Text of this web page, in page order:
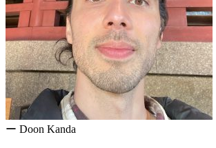
ー Doon Kanda